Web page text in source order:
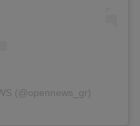
(@opennews_gr)